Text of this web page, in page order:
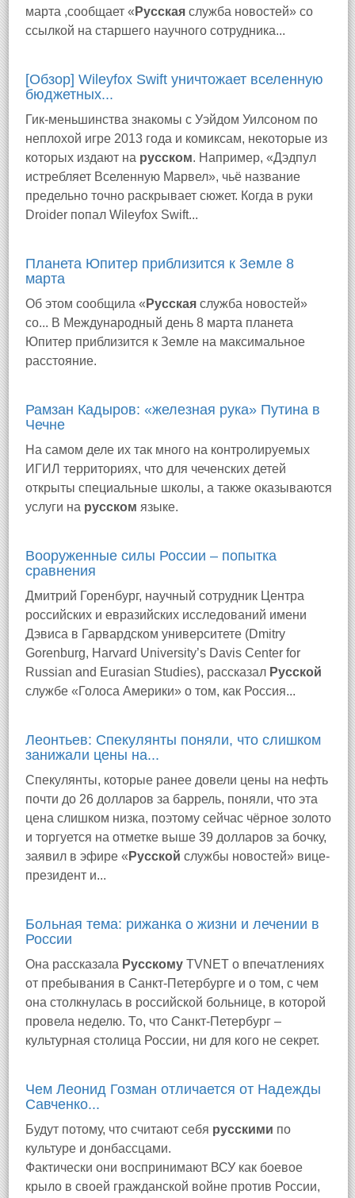
марта ,сообщает « Русская служба новостей» со
ссылкой на старшего научного сотрудника...
[Обзор] Wileyfox Swift уничтожает вселенную
бюджетных...
Гик-меньшинства знакомы с Уэйдом Уилсоном по
неплохой игре 2013 года и комиксам, некоторые из
которых издают на русском. Например, «Дэдпул
истребляет Вселенную Марвел», чьё название
предельно точно раскрывает сюжет. Когда в руки
Droider попал Wileyfox Swift...
Планета Юпитер приблизится к Земле 8
марта
Об этом сообщила « Русская служба новостей»
со... В Международный день 8 марта планета
Юпитер приблизится к Земле на максимальное
расстояние.
Рамзан Кадыров: «железная рука» Путина в
Чечне
На самом деле их так много на контролируемых
ИГИЛ территориях, что для чеченских детей
открыты специальные школы, а также оказываются
услуги на русском языке.
Вооруженные силы России – попытка
сравнения
Дмитрий Горенбург, научный сотрудник Центра
российских и евразийских исследований имени
Дэвиса в Гарвардском университете (Dmitry
Gorenburg, Harvard University’s Davis Center for
Russian and Eurasian Studies), рассказал Русской
службе «Голоса Америки» о том, как Россия...
Леонтьев: Спекулянты поняли, что слишком
занижали цены на...
Спекулянты, которые ранее довели цены на нефть
почти до 26 долларов за баррель, поняли, что эта
цена слишком низка, поэтому сейчас чёрное золото
и торгуется на отметке выше 39 долларов за бочку,
заявил в эфире « Русской службы новостей» вице-
президент и...
Больная тема: рижанка о жизни и лечении в
России
Она рассказала Русскому TVNET о впечатлениях
от пребывания в Санкт-Петербурге и о том, с чем
она столкнулась в российской больнице, в которой
провела неделю. То, что Санкт-Петербург –
культурная столица России, ни для кого не секрет.
Чем Леонид Гозман отличается от Надежды
Савченко...
Будут потому, что считают себя русскими по
культуре и донбассцами.
Фактически они воспринимают ВСУ как боевое
крыло в своей гражданской войне против России,